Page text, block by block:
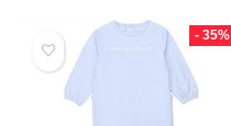
- 35%